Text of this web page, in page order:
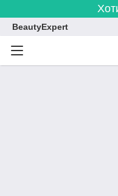
BeautyExpert